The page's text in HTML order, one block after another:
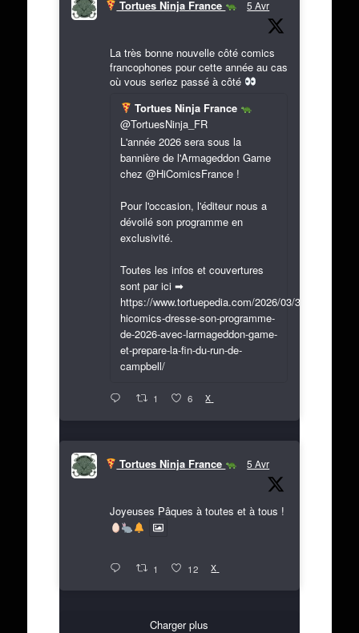
Tortues Ninja France 5 Avr
La très bonne nouvelle côté comics
francophones pour cette année au cas
où vous seriez passé à côté
Tortues Ninja France
@TortuesNinja_FR
L'année 2026 sera sous la
bannière de l'Armageddon Game
chez @HiComicsFrance !
Pour l'occasion, l'éditeur nous a
dévoilé son programme en
exclusivité.
Toutes les infos et couvertures
sont par ici ➡
https://www.tortuepedia.com/2026/03/31/exclusif-
hicomics-dresse-son-programme-
de-2026-avec-larmageddon-game-
et-prepare-la-fin-du-run-de-
campbell/
1 6 X
Tortues Ninja France 5 Avr
Joyeuses Pâques à toutes et à tous !
1 12 X
Charger plus